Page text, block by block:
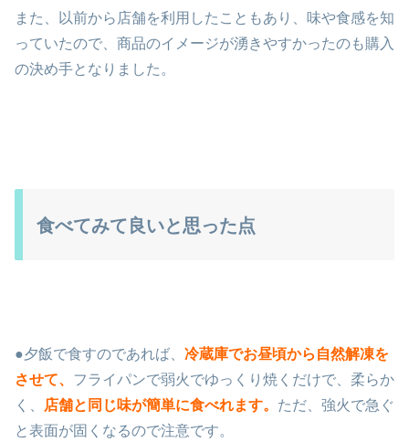
また、以前から店舗を利用したこともあり、味や食感を知
っていたので、商品のイメージが湧きやすかったのも購入
の決め手となりました。
食べてみて良いと思った点
●夕飯で食すのであれば、 冷蔵庫でお昼頃から自然解凍を
させて、 フライパンで弱火でゆっくり焼くだけで、柔らか
く、
店舗と同じ味が簡単に食べれます。 ただ、強火で急ぐ
と表面が固くなるので注意です。